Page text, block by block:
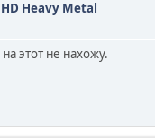
Heavy Metal
этот не нахожу.